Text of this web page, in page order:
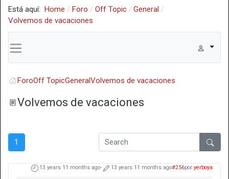
Está aquí: Home Foro Off Topic
General
Volvemos de vacaciones
ForoOff TopicGeneralVolvemos de vacaciones
Volvemos de vacaciones
1
13 years 11 months ago- 13 years 11 months ago#256por yerboya